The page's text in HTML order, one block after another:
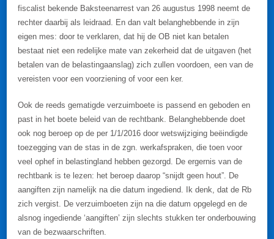
fiscalist bekende Baksteenarrest van 26 augustus 1998 neemt de
rechter daarbij als leidraad. En dan valt belanghebbende in zijn
eigen mes: door te verklaren, dat hij de OB niet kan betalen
bestaat niet een redelijke mate van zekerheid dat de uitgaven (het
betalen van de belastingaanslag) zich zullen voordoen, een van de
vereisten voor een voorziening of voor een ker.
Ook de reeds gematigde verzuimboete is passend en geboden en
past in het boete beleid van de rechtbank. Belanghebbende doet
ook nog beroep op de per 1/1/2016 door wetswijziging beëindigde
toezegging van de stas in de zgn. werkafspraken, die toen voor
veel ophef in belastingland hebben gezorgd. De ergernis van de
rechtbank is te lezen: het beroep daarop “snijdt geen hout”. De
aangiften zijn namelijk na die datum ingediend. Ik denk, dat de Rb
zich vergist. De verzuimboeten zijn na die datum opgelegd en de
alsnog ingediende ‘aangiften’ zijn slechts stukken ter onderbouwing
van de bezwaarschriften.